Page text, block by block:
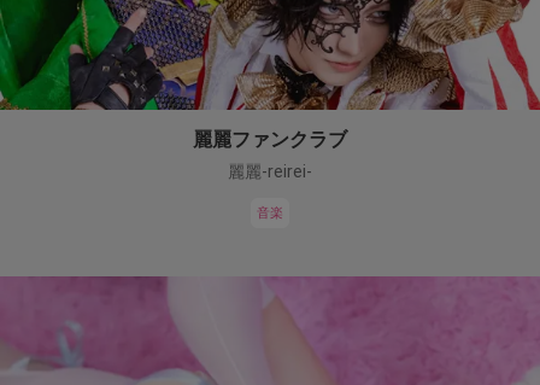
麗麗ファンクラブ
麗麗-reirei-
音楽